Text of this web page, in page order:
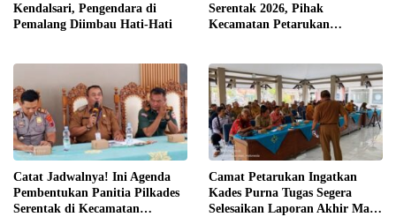
Kendalsari, Pengendara di
Pemalang Diimbau Hati-Hati
Serentak 2026, Pihak
Kecamatan Petarukan
Catat Jadwalnya! Ini Agenda
Pembentukan Panitia Pilkades
Serentak di Kecamatan
Camat Petarukan Ingatkan
Kades Purna Tugas Segera
Selesaikan Laporan Akhir Masa